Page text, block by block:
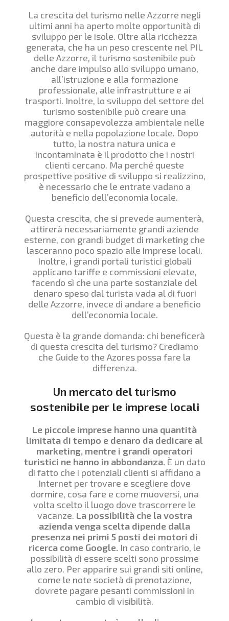
La crescita del turismo nelle Azzorre negli
ultimi anni ha aperto molte opportunità di
sviluppo per le isole. Oltre alla ricchezza
generata, che ha un peso crescente nel PIL
delle Azzorre, il turismo sostenibile può
anche dare impulso allo sviluppo umano,
all’istruzione e alla formazione
professionale, alle infrastrutture e ai
trasporti. Inoltre, lo sviluppo del settore del
turismo sostenibile può creare una
maggiore consapevolezza ambientale nelle
autorità e nella popolazione locale. Dopo
tutto, la nostra natura unica e
incontaminata è il prodotto che i nostri
clienti cercano. Ma perché queste
prospettive positive di sviluppo si realizzino,
è necessario che le entrate vadano a
beneficio dell’economia locale.
Questa crescita, che si prevede aumenterà,
attirerà necessariamente grandi aziende
esterne, con grandi budget di marketing che
lasceranno poco spazio alle imprese locali.
Inoltre, i grandi portali turistici globali
applicano tariffe e commissioni elevate,
facendo sì che una parte sostanziale del
denaro speso dal turista vada al di fuori
delle Azzorre, invece di andare a beneficio
dell’economia locale.
Questa è la grande domanda: chi beneficerà
di questa crescita del turismo? Crediamo
che Guide to the Azores possa fare la
differenza.
Un mercato del turismo
sostenibile per le imprese locali
Le piccole imprese hanno una quantità
limitata di tempo e denaro da dedicare al
marketing, mentre i grandi operatori
turistici ne hanno in abbondanza.È un dato
di fatto che i potenziali clienti si affidano a
Internet per trovare e scegliere dove
dormire, cosa fare e come muoversi, una
volta scelto il luogo dove trascorrere le
vacanze. La possibilità che la vostra
azienda venga scelta dipende dalla
presenza nei primi 5 posti dei motori di
ricerca come Google.In caso contrario, le
possibilità di essere scelti sono prossime
allo zero. Per apparire sui grandi siti online,
come le note società di prenotazione,
dovrete pagare pesanti commissioni in
cambio di visibilità.